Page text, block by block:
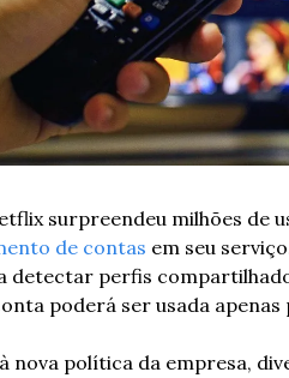
surpreendeu milhões de
de contas em seu
detectar perfis
poderá ser usada
nova política da empresa,